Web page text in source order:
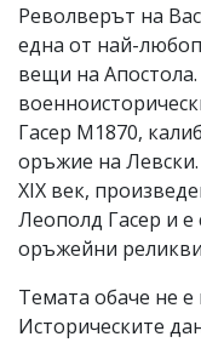
коментар,
сигнализирайте
ни!
Револверът на
една от най-
вещи на
Гасер М1870,
оръжие на
XIX век,
Леополд Гасер и
оръжейни
Темата обаче не
Историческите